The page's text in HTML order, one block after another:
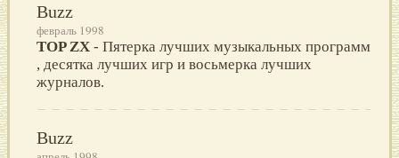
Buzz
февраль 1998
TOP ZX - Пятерка лучших музыкальных программ
, десятка лучших игр и восьмерка лучших
журналов.
Buzz